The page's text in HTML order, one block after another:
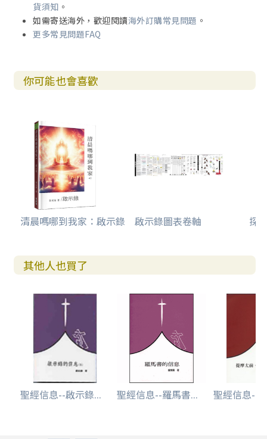
貨須知 。
如需寄送海外，歡迎閱讀海外訂購常見問題 。
更多常見問題FAQ
你可能也會喜歡
清晨嗎哪到我家：啟示錄 啟示錄圖表卷軸 探
其他人也買了
聖經信息--啟示錄... 聖經信息--羅馬書... 聖經信息--